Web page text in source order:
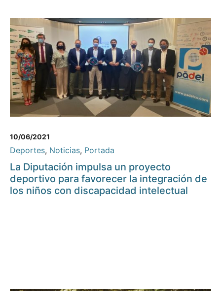
10/06/2021
Deportes, Noticias, Portada
La Diputación impulsa un proyecto
deportivo para favorecer la integración de
los niños con discapacidad intelectual